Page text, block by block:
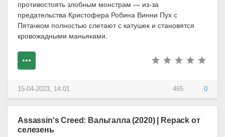
противостоять злобным монстрам — из-за
предательства Кристофера Робина Винни Пух с
Пятачком полностью слетают с катушек и становятся
кровожадными маньяками.
465 0
15-04-2023, 14:01
Assassin's Creed: Вальгалла (2020) | Repack от
селезень